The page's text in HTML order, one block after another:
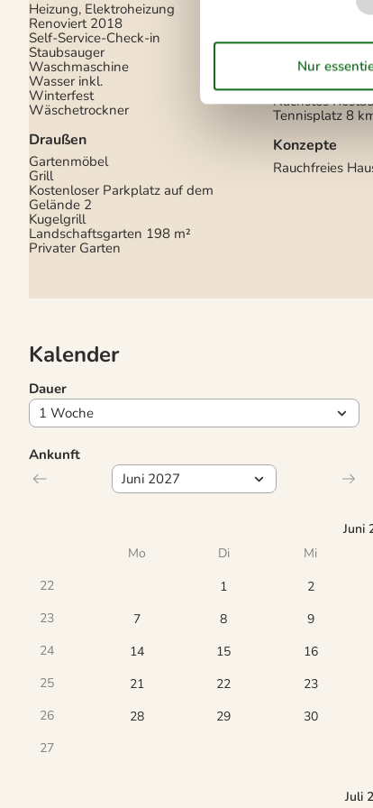
Heizung, Elektroheizung
Renoviert 2018
Self-Service-Check-in
Staubsauger
Waschmaschine
Wasser inkl.
Winterfest
Wäschetrockner
Draußen
Gartenmöbel
Grill
Kostenloser Parkplatz auf dem
Gelände 2
Kugelgrill
Landschaftsgarten 198 m²
Privater Garten
Fitness Center
8
Golfplatz 29 km
Minigolf 1 km
Nächstes
Tennisplatz 8
Konzepte
Rauchfreies
Kalender
Ankunft
Juni
Mo
Di Mi
22
1 2
23
7 8 9
24
14 15 16
25
21 22 23
26
28 29
30
27
Juli
Dauer